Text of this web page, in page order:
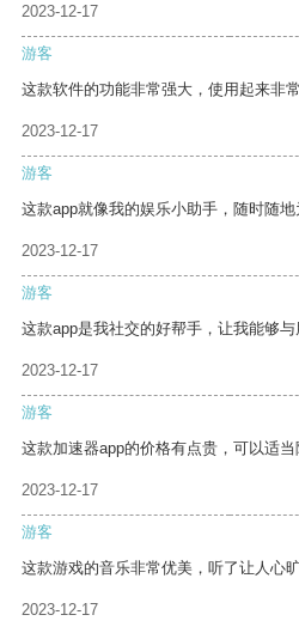
2023-12-17
游客
这款软件的功能非常强大，使用起来非常
2023-12-17
游客
这款app就像我的娱乐小助手，随时随地
2023-12-17
游客
这款app是我社交的好帮手，让我能够与
2023-12-17
游客
这款加速器app的价格有点贵，可以适当
2023-12-17
游客
这款游戏的音乐非常优美，听了让人心旷
2023-12-17